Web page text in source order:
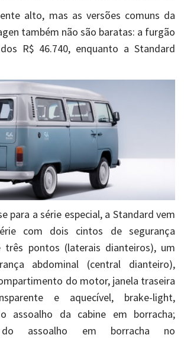
alto, mas as versões comuns da
também não são baratas: a furgão
R$ 46.740, enquanto a Standard
para a série especial, a Standard vem
com dois cintos de segurança
três pontos (laterais dianteiros), um
abdominal (central dianteiro),
do motor, janela traseira
e aquecível, brake-light,
assoalho da cabine em borracha;
do assoalho em borracha no